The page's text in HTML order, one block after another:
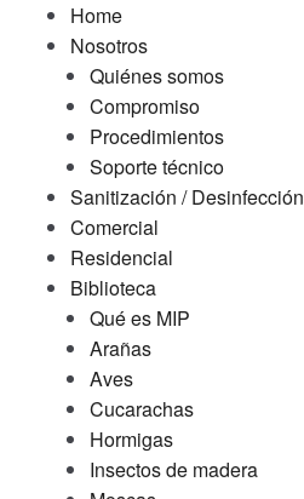
Home
Nosotros
Quiénes somos
Compromiso
Procedimientos
Soporte técnico
Sanitización / Desinfección
Comercial
Residencial
Biblioteca
Qué es MIP
Arañas
Aves
Cucarachas
Hormigas
Insectos de madera